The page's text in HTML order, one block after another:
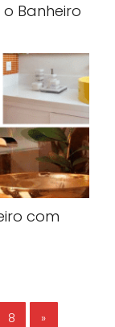
Banheiro
com
8 »